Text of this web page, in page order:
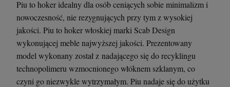
DO KOSZYKA
DO KOSZYKA
Piu to hoker idealny dla osób ceniących sobie minimalizm i
nowoczesność, nie rezygnujących przy tym z wysokiej
jakości. Piu to hoker włoskiej marki Scab Design
wykonującej meble najwyższej jakości. Prezentowany
model wykonany został z nadającego się do recyklingu
technopolimeru wzmocnionego włóknem szklanym, co
czyni go niezwykle wytrzymałym. Piu nadaje się do użytku